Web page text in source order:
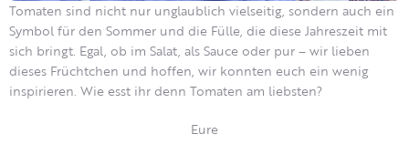
Tomaten sind nicht nur unglaublich vielseitig, sondern auch ein
Symbol für den Sommer und die Fülle, die diese Jahreszeit mit
sich bringt. Egal, ob im Salat, als Sauce oder pur – wir lieben
dieses Früchtchen und hoffen, wir konnten euch ein wenig
inspirieren. Wie esst ihr denn Tomaten am liebsten?
Eure